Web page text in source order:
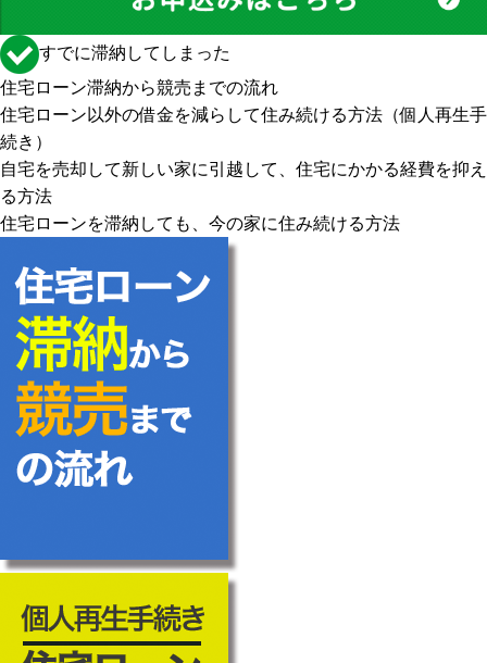
すでに滞納してしまった
住宅ローン滞納から競売までの流れ
住宅ローン以外の借金を減らして住み続ける方法（個人再生手
続き）
自宅を売却して新しい家に引越して、住宅にかかる経費を抑え
る方法
住宅ローンを滞納しても、今の家に住み続ける方法